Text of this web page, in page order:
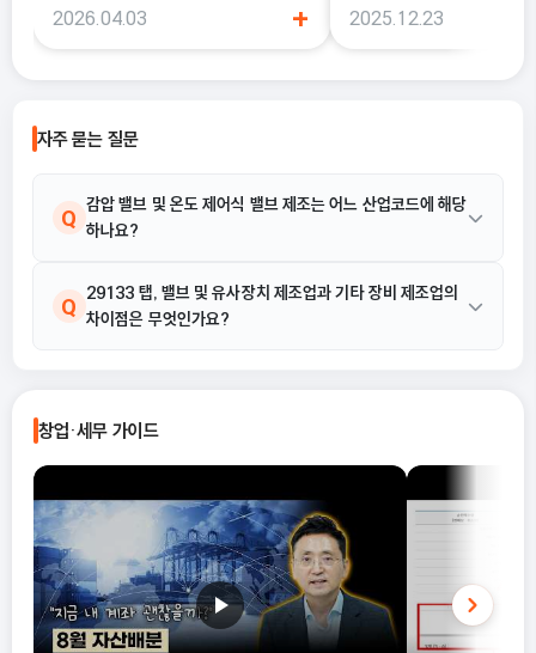
더 늘어난 것처럼 느껴질 때가 있어요. 이
2026.04.03 +
에서는 이 두 가지의 차이를
으로 정리합니다.
2025.12.23
자주 묻는 질문
Q
감압 밸브 및 온도 제어식 밸브 제조는 어느 산업코드에 해당
하나요?
A 감압 밸브 및 온도 제어식 밸브 제조는 29133 탭, 밸브 및 유사장
치 제조업에 포함됩니다.
Q
29133 탭, 밸브 및 유사장치 제조업과 기타 장비 제조업의
차이점은 무엇인가요?
도꼭지, 마개, 노즐, 밸브 및 유사 장치를 제조하는 활동으로 한정됩
니다. 반면 기타 장비 제조업은 이러한 특정 흐름 조절 장치가 아닌
창업·세무 가이드